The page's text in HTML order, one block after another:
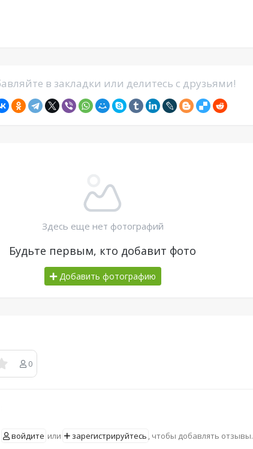
в закладки или делитесь с друзьями!
Здесь еще нет фотографий
Будьте первым, кто добавит фото
Добавить фотографию
0
войдите или зарегистрируйтесь , чтобы добавлять отзывы.